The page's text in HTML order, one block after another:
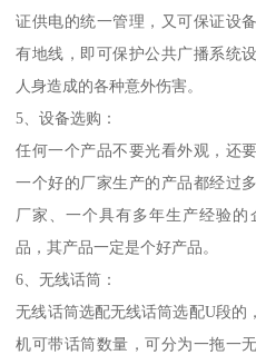
证供电的统一管理，又可保证设
有地线，即可保护公共广播系统
人身造成的各种意外伤害。
5、设备选购：
任何一个产品不要光看外观，还
一个好的厂家生产的产品都经过
厂家、一个具有多年生产经验
品，其产品一定是个好产品。
6、无线话筒：
无线话筒选配无线话筒选配U段的
机可带话筒数量，可分为一拖一